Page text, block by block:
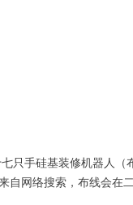
只手硅基装修机器人（
自网络搜索，布线会在